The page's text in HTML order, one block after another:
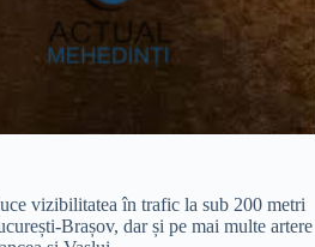
vizibilitatea în trafic la sub 200 metri
Brașov, dar și pe mai multe artere